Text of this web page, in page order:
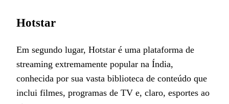
Hotstar
Em segundo lugar, Hotstar é uma plataforma de
streaming extremamente popular na Índia,
conhecida por sua vasta biblioteca de conteúdo que
inclui filmes, programas de TV e, claro, esportes ao